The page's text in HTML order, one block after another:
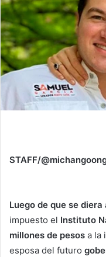
STAFF/
Luego de que se
impuesto el Instituto
millones de pesos a la
esposa del futuro